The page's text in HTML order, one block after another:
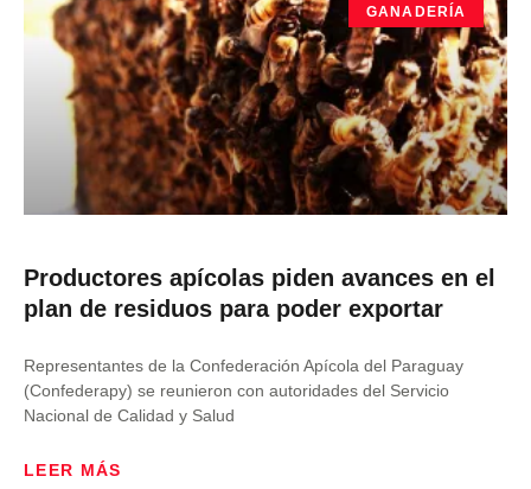
GANADERÍA
Productores apícolas piden avances en el
plan de residuos para poder exportar
Representantes de la Confederación Apícola del Paraguay
(Confederapy) se reunieron con autoridades del Servicio
Nacional de Calidad y Salud
LEER MÁS